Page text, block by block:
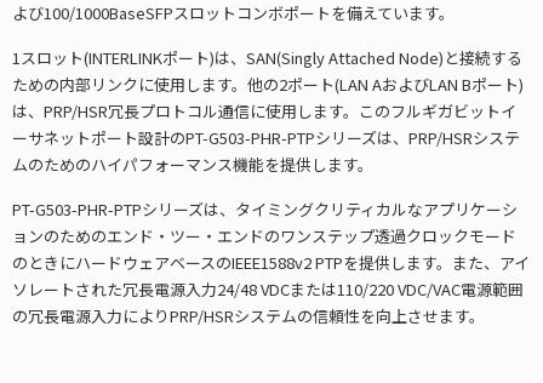
よび100/1000BaseSFPスロットコンボポートを備えています。
1スロット(INTERLINKポート)は、SAN(Singly Attached Node)と接続する
ための内部リンクに使用します。他の2ポート(LAN AおよびLAN Bポート)
は、PRP/HSR冗長プロトコル通信に使用します。このフルギガビットイ
ーサネットポート設計のPT-G503-PHR-PTPシリーズは、PRP/HSRシステ
ムのためのハイパフォーマンス機能を提供します。
PT-G503-PHR-PTPシリーズは、タイミングクリティカルなアプリケーシ
ョンのためのエンド・ツー・エンドのワンステップ透過クロックモード
のときにハードウェアベースのIEEE1588v2 PTPを提供します。また、アイ
ソレートされた冗長電源入力24/48 VDCまたは110/220 VDC/VAC電源範囲
の冗長電源入力によりPRP/HSRシステムの信頼性を向上させます。